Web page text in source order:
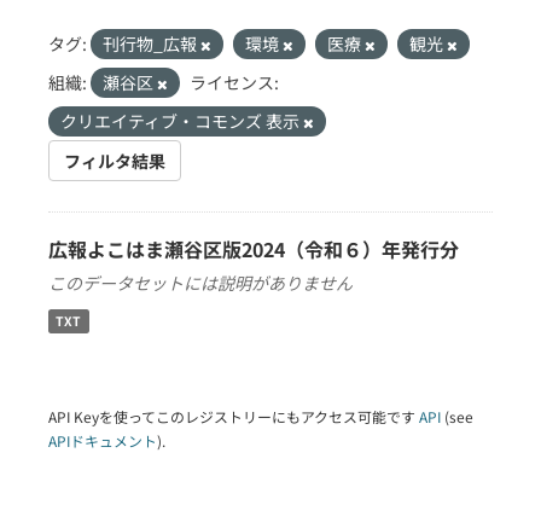
タグ: 刊行物_広報 環境 医療
観光
組織:
瀬谷区
ライセンス:
クリエイティブ・コモンズ 表示
フィルタ結果
広報よこはま瀬谷区版2024（令和６）年発行分
このデータセットには説明がありません
TXT
API Keyを使ってこのレジストリーにもアクセス可能です API (see
APIドキュメント).